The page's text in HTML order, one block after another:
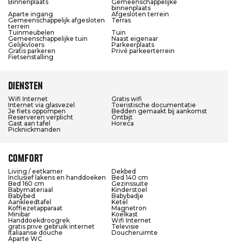
Binnenplaats
Gemeenschappelijke
binnenplaats
Aparte ingang
Afgesloten terrein
Gemeenschappelijk afgesloten
terrein
Terras
Tuinmeubelen
Tuin
Gemeenschappelijke tuin
Naast eigenaar
Gelijkvloers
Parkeerplaats
Gratis parkeren
Privé parkeerterrein
Fietsenstalling
Diensten
Wifi Internet
Gratis wifi
Internet via glasvezel
Toeristische documentatie
Je fiets oppompen
Bedden gemaakt bij aankomst
Reserveren verplicht
Ontbijt
Gast aan tafel
Horeca
Picknickmanden
Comfort
Living / eetkamer
Dekbed
Inclusief lakens en handdoeken
Bed 140 cm
Bed 160 cm
Gezinssuite
Babymateriaal
Kinderstoel
Babybed
Babybadje
Aankleedtafel
Ketel
Koffiezetapparaat
Magnetron
Minibar
Koelkast
Handdoekdroogrek
Wifi Internet
gratis prive gebruik internet
Televisie
Italiaanse douche
Doucheruimte
Aparte WC